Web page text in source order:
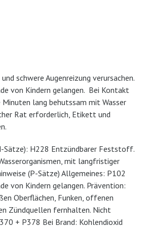
schwere Augenreizung verursachen.
von Kindern gelangen. Bei Kontakt
Minuten lang behutssam mit Wasser
Rat erforderlich, Etikett und
Sätze): H228 Entzündbarer Feststoff.
mit langfristiger
(P-Sätze) Allgemeines: P102
von Kindern gelangen. Prävention:
Oberflächen, Funken, offenen
Zündquellen fernhalten. Nicht
+ P378 Bei Brand: Kohlendioxid